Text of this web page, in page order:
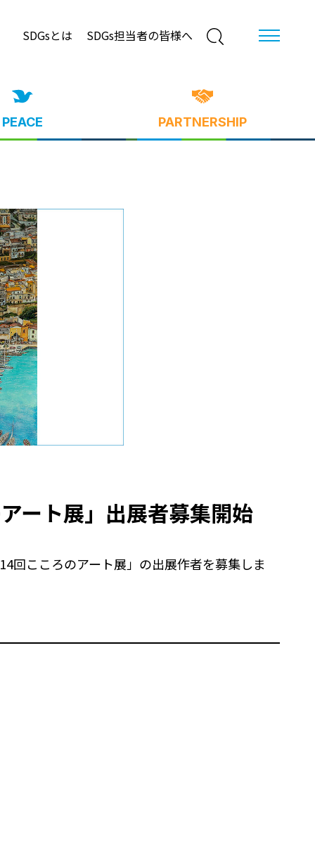
SDGsとは SDGs担当者の皆様へ
PEACE PARTNERSHIP
ート展」出展者募集開始
回こころのアート展」の出展作者を募集しま